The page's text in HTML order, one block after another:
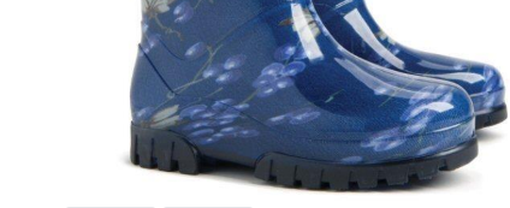
Артикул: Ewa2
Дитячі пінкові чобітки
Raweks Ewa2 (жовтий)